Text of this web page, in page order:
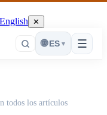
✕
☰
🌐 ES ▾
todos los artículos